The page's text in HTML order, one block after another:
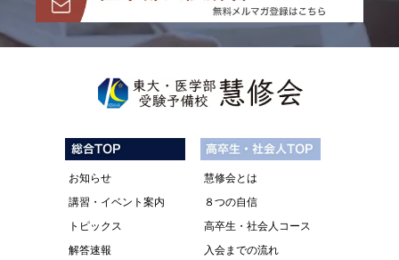
お知らせ
講習・イベント案内
トピックス
解答速報
慧修会とは
８つの自信
高卒生・社会人コース
入会までの流れ